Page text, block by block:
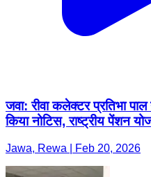
जवा: रीवा कलेक्टर प्रतिभा
किया नोटिस, राष्ट्रीय पेंशन
Jawa, Rewa | Feb 20, 2026